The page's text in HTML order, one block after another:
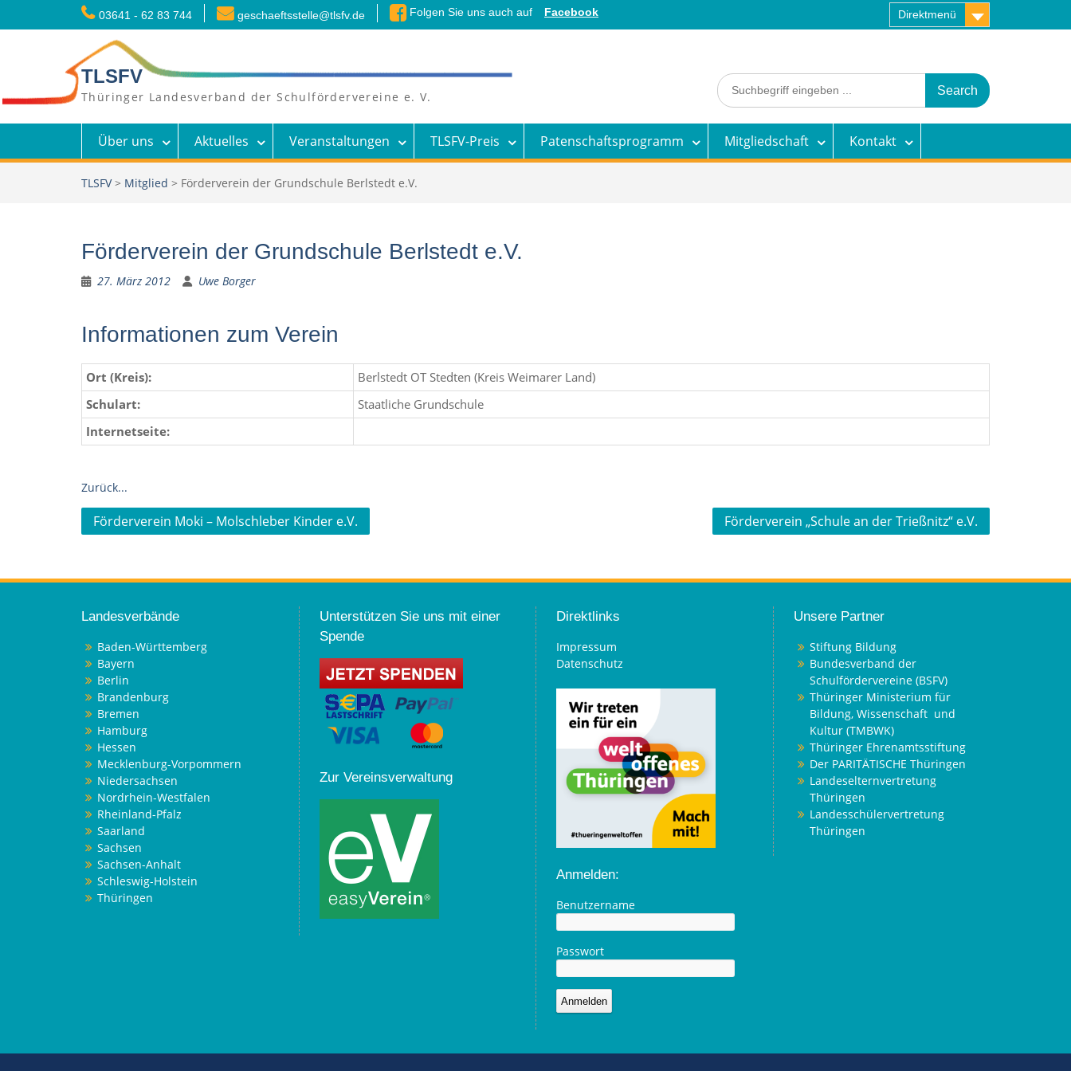
03641 - 62 83 744 geschaeftsstelle@tlsfv.de Folgen Sie uns auch auf Facebook Direktmenü
TLSFV
Thüringer Landesverband der Schulfördervereine e. V.
Search
for:
Über uns Aktuelles Veranstaltungen TLSFV-Preis Patenschaftsprogramm Mitgliedschaft Kontakt
TLSFV> Mitglied > Förderverein der Grundschule Berlstedt e.V.
Förderverein der Grundschule Berlstedt e.V.
27. März 2012 Uwe Borger
Informationen zum Verein
Ort (Kreis):
Berlstedt OT Stedten (Kreis Weimarer Land)
Schulart:
Staatliche Grundschule
Internetseite:
Zurück...
Beitragsnavigation
Förderverein Moki – Molschleber Kinder e.V. Förderverein „Schule an der Trießnitz“ e.V.
Landesverbände
Baden-Württemberg
Bayern
Berlin
Brandenburg
Bremen
Hamburg
Hessen
Mecklenburg-Vorpommern
Niedersachsen
Nordrhein-Westfalen
Rheinland-Pfalz
Saarland
Sachsen
Sachsen-Anhalt
Schleswig-Holstein
Thüringen
Unterstützen Sie uns mit einer
Spende
Zur Vereinsverwaltung
Direktlinks
Impressum
Datenschutz
Anmelden:
Benutzername
Passwort
Unsere Partner
Stiftung Bildung
Bundesverband der
Schulfördervereine (BSFV)
Thüringer Ministerium für
Bildung, Wissenschaft und
Kultur (TMBWK)
Thüringer Ehrenamtsstiftung
Der PARITÄTISCHE Thüringen
Landeselternvertretung
Thüringen
Landesschülervertretung
Thüringen